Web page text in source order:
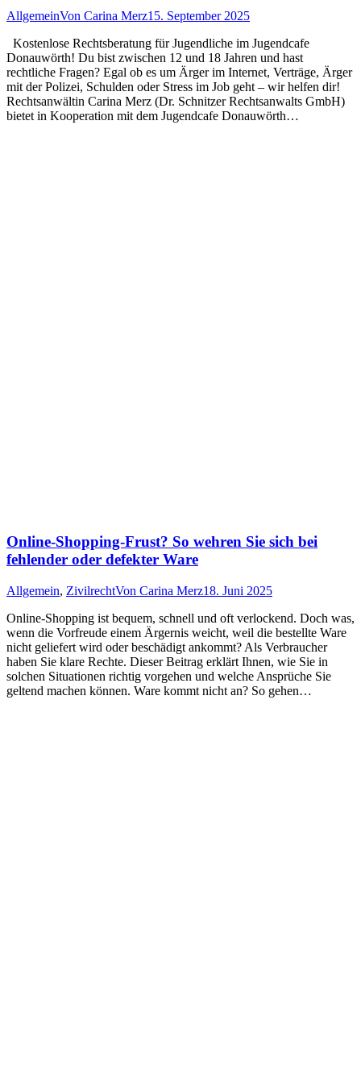
AllgemeinVon Carina Merz15. September 2025
Kostenlose Rechtsberatung für Jugendliche im Jugendcafe
Donauwörth! Du bist zwischen 12 und 18 Jahren und hast
rechtliche Fragen? Egal ob es um Ärger im Internet, Verträge, Ärger
mit der Polizei, Schulden oder Stress im Job geht – wir helfen dir!
Rechtsanwältin Carina Merz (Dr. Schnitzer Rechtsanwalts GmbH)
bietet in Kooperation mit dem Jugendcafe Donauwörth…
Online-Shopping-Frust? So wehren Sie sich bei
fehlender oder defekter Ware
Allgemein, ZivilrechtVon Carina Merz18. Juni 2025
Online-Shopping ist bequem, schnell und oft verlockend. Doch was,
wenn die Vorfreude einem Ärgernis weicht, weil die bestellte Ware
nicht geliefert wird oder beschädigt ankommt? Als Verbraucher
haben Sie klare Rechte. Dieser Beitrag erklärt Ihnen, wie Sie in
solchen Situationen richtig vorgehen und welche Ansprüche Sie
geltend machen können. Ware kommt nicht an? So gehen…